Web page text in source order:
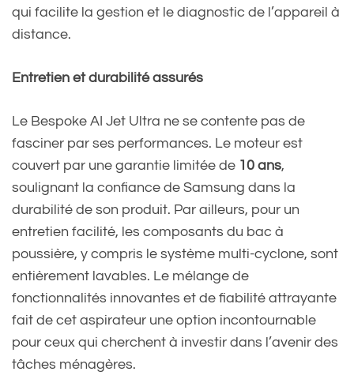
qui facilite la gestion et le diagnostic de l’appareil à
distance.
Entretien et durabilité assurés
Le Bespoke AI Jet Ultra ne se contente pas de
fasciner par ses performances. Le moteur est
couvert par une garantie limitée de 10 ans,
soulignant la confiance de Samsung dans la
durabilité de son produit. Par ailleurs, pour un
entretien facilité, les composants du bac à
poussière, y compris le système multi-cyclone, sont
entièrement lavables. Le mélange de
fonctionnalités innovantes et de fiabilité attrayante
fait de cet aspirateur une option incontournable
pour ceux qui cherchent à investir dans l’avenir des
tâches ménagères.